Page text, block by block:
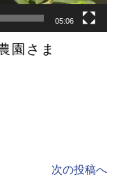
05:06
園さま
次の投稿へ